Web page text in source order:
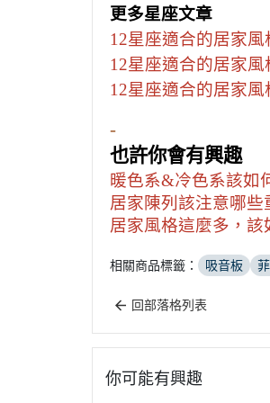
更多星座文章
12星座適合的居家
12星座適合的居家
12星座適合的居家
-
也許你會有興趣
暖色系&冷色系該如
居家陳列該注意哪些
居家風格這麼多，
相關商品標籤： 吸音板
回部落格列表
你可能有興趣